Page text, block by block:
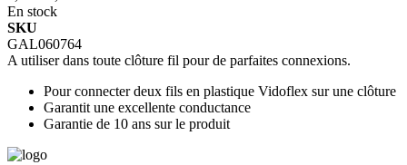
En stock
SKU
GAL060764
A utiliser dans toute clôture fil pour de parfaites connexions.
Pour connecter deux fils en plastique Vidoflex sur une clôture
Garantit une excellente conductance
Garantie de 10 ans sur le produit